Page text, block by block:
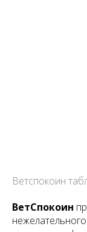
Ветспокоин
ВетСпокоин